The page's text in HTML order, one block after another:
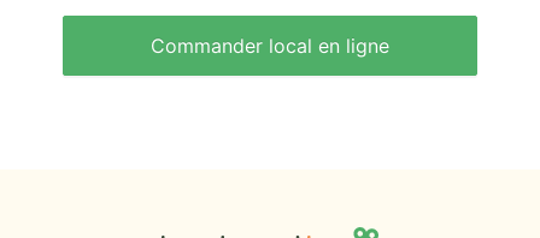
Commander local en ligne